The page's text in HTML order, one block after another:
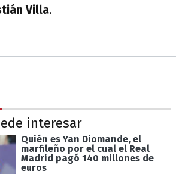
Villa.
interesar
Quién es Yan Diomande, el
marfileño por el cual el Real
Madrid pagó 140 millones de
euros